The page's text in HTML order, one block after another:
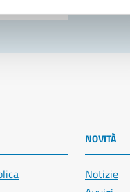
NOVITÀ
Notizie